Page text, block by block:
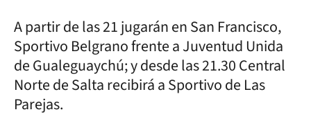
A partir de las 21 jugarán en San Francisco,
Sportivo Belgrano frente a Juventud Unida
de Gualeguaychú; y desde las 21.30 Central
Norte de Salta recibirá a Sportivo de Las
Parejas.